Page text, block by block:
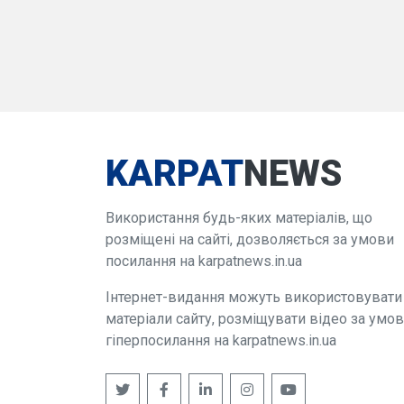
KARPATNEWS
Використання будь-яких матеріалів, що
розміщені на сайті, дозволяється за умови
посилання на karpatnews.in.ua
Інтернет-видання можуть використовувати
матеріали сайту, розміщувати відео за
гіперпосилання на karpatnews.in.ua